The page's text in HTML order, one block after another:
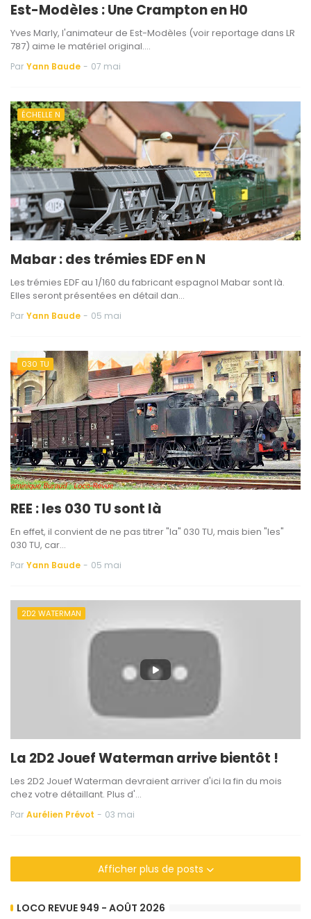
Est-Modèles : Une Crampton en H0
Yves Marly, l'animateur de Est-Modèles (voir reportage dans LR
787) aime le matériel original.…
Par Yann Baude - 07 mai
ÉCHELLE N
Mabar : des trémies EDF en N
Les trémies EDF au 1/160 du fabricant espagnol Mabar sont là.
Elles seront présentées en détail dan…
Par Yann Baude - 05 mai
030 TU
REE : les 030 TU sont là
En effet, il convient de ne pas titrer "la" 030 TU, mais bien "les"
030 TU, car…
Par Yann Baude - 05 mai
2D2 WATERMAN
La 2D2 Jouef Waterman arrive bientôt !
Les 2D2 Jouef Waterman devraient arriver d'ici la fin du mois
chez votre détaillant. Plus d'…
Par Aurélien Prévot - 03 mai
Afficher plus de posts
LOCO REVUE 949 - AOÛT 2026